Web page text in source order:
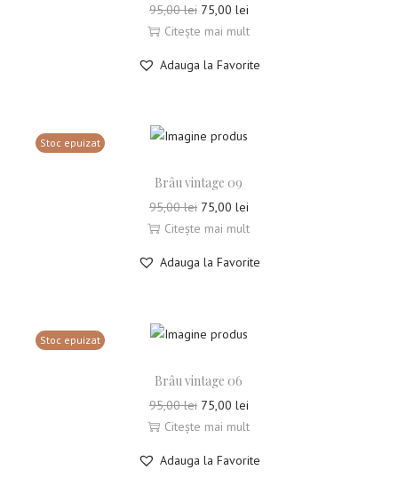
95,00lei 75,00 lei
Citește mai mult
Adauga la Favorite
Stoc epuizat
Brâu vintage 09
95,00lei 75,00 lei
Citește mai mult
Adauga la Favorite
Stoc epuizat
Brâu vintage 06
95,00lei 75,00 lei
Citește mai mult
Adauga la Favorite